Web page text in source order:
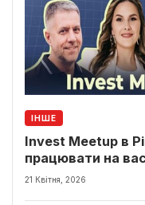
ІНШЕ
Invest Meetup в
працювати на
21 Квітня, 2026